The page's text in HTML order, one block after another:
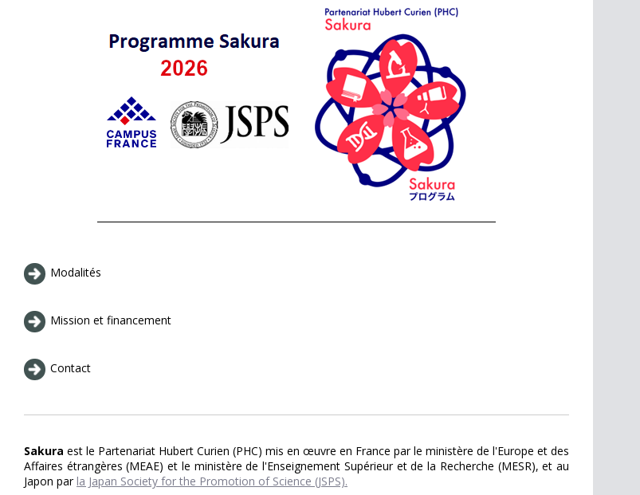
Modalités
Mission et financement
Contact
Sakura est le Partenariat Hubert Curien (PHC) mis en œuvre en France par le ministère de l'Europe et des
Affaires étrangères (MEAE) et le ministère de l'Enseignement Supérieur et de la Recherche (MESR), et au
Japon par la Japan Society for the Promotion of Science (JSPS).